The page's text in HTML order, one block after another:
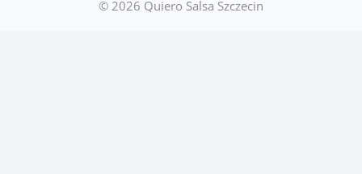
© 2026 Quiero Salsa Szczecin